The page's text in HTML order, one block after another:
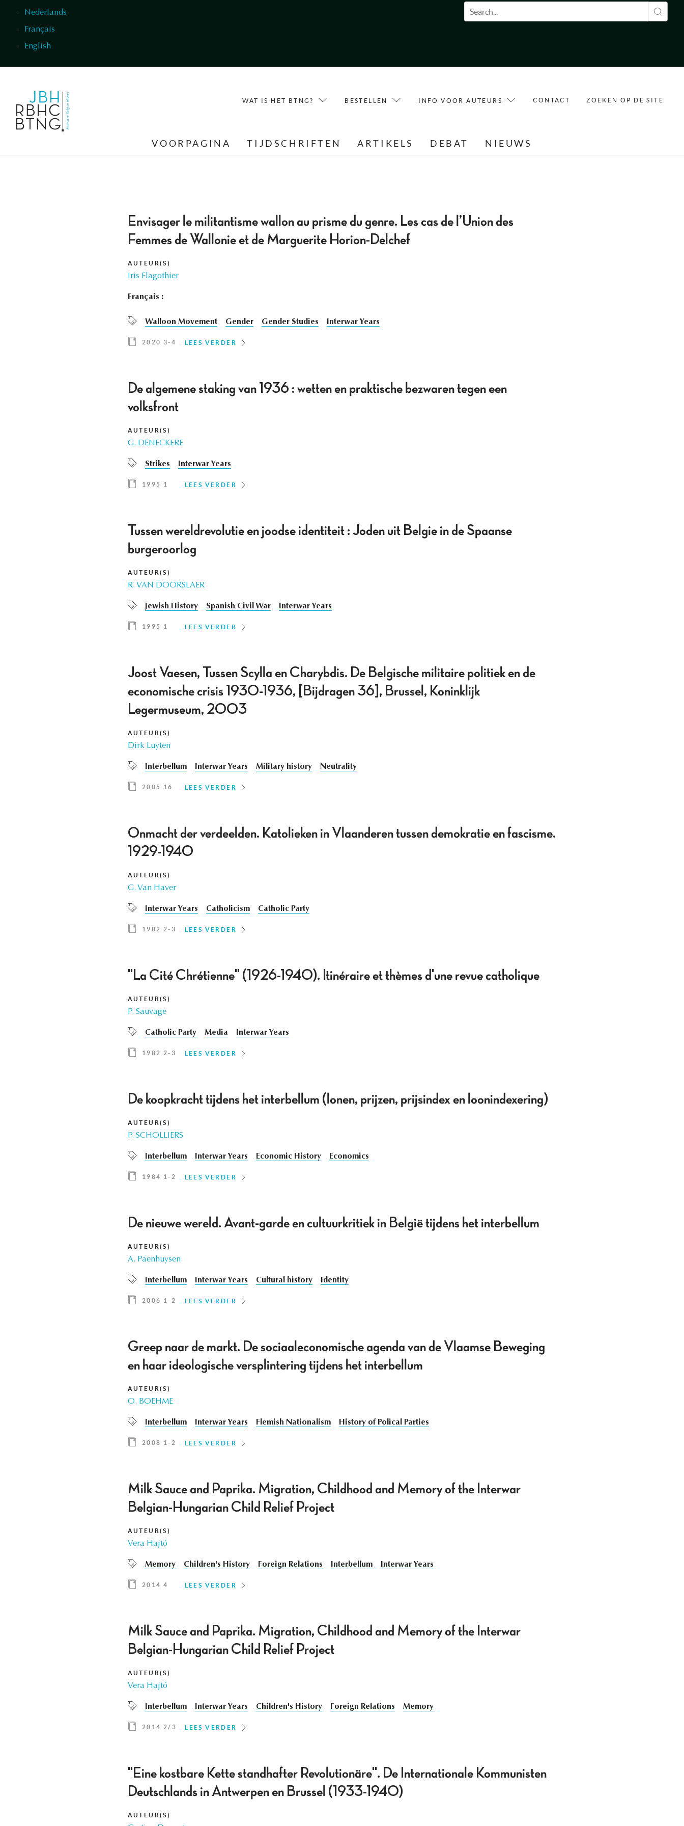
Nederlands
Français
English
Zoekveld
WAT IS HET BTNG? BESTELLEN INFO VOOR AUTEURS CONTACT ZOEKEN OP DE SITE
VOORPAGINA TIJDSCHRIFTEN ARTIKELS DEBAT NIEUWS
Envisager le militantisme wallon au prisme du genre. Les cas de l’Union des
Femmes de Wallonie et de Marguerite Horion-Delchef
AUTEUR(S)
Iris Flagothier
Français :
Walloon Movement Gender Gender Studies Interwar Years
2020 3-4 LEES VERDER
De algemene staking van 1936 : wetten en praktische bezwaren tegen een
volksfront
AUTEUR(S)
G. DENECKERE
Strikes Interwar Years
1995 1 LEES VERDER
Tussen wereldrevolutie en joodse identiteit : Joden uit Belgie in de Spaanse
burgeroorlog
AUTEUR(S)
R. VAN DOORSLAER
Jewish History Spanish Civil War Interwar Years
1995 1 LEES VERDER
Joost Vaesen, Tussen Scylla en Charybdis. De Belgische militaire politiek en de
economische crisis 1930-1936, [Bijdragen 36], Brussel, Koninklijk
Legermuseum, 2003
AUTEUR(S)
Dirk Luyten
Interbellum Interwar Years Military history Neutrality
2005 16 LEES VERDER
Onmacht der verdeelden. Katolieken in Vlaanderen tussen demokratie en fascisme.
1929-1940
AUTEUR(S)
G. Van Haver
Interwar Years Catholicism Catholic Party
1982 2-3 LEES VERDER
"La Cité Chrétienne" (1926-1940). Itinéraire et thèmes d'une revue catholique
AUTEUR(S)
P. Sauvage
Catholic Party Media Interwar Years
1982 2-3 LEES VERDER
De koopkracht tijdens het interbellum (lonen, prijzen, prijsindex en loonindexering)
AUTEUR(S)
P. SCHOLLIERS
Interbellum Interwar Years Economic History Economics
1984 1-2 LEES VERDER
De nieuwe wereld. Avant-garde en cultuurkritiek in België tijdens het interbellum
AUTEUR(S)
A. Paenhuysen
Interbellum Interwar Years Cultural history Identity
2006 1-2 LEES VERDER
Greep naar de markt. De sociaaleconomische agenda van de Vlaamse Beweging
en haar ideologische versplintering tijdens het interbellum
AUTEUR(S)
O. BOEHME
Interbellum Interwar Years Flemish Nationalism History of Polical Parties
2008 1-2 LEES VERDER
Milk Sauce and Paprika. Migration, Childhood and Memory of the Interwar
Belgian-Hungarian Child Relief Project
AUTEUR(S)
Vera Hajtó
Memory Children's History Foreign Relations Interbellum Interwar Years
2014 4 LEES VERDER
Milk Sauce and Paprika. Migration, Childhood and Memory of the Interwar
Belgian-Hungarian Child Relief Project
AUTEUR(S)
Vera Hajtó
Interbellum Interwar Years Children's History Foreign Relations Memory
2014 2/3 LEES VERDER
"Eine kostbare Kette standhafter Revolutionäre". De Internationale Kommunisten
Deutschlands in Antwerpen en Brussel (1933-1940)
AUTEUR(S)